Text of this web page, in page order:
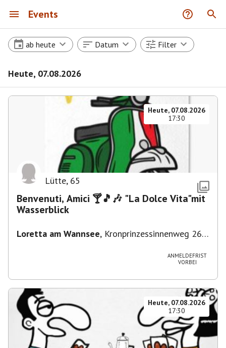
Events
ab heute Datum Filter
Heute, 07.08.2026
Heute, 07.08.2026
17:30
Lütte, 65
Benvenuti, Amici 🍸🎵🎶 "La Dolce Vita"mit
Wasserblick
Loretta am Wannsee, Kronprinzessinnenweg 260,
ANMELDEFRIST
VORBEI
Heute, 07.08.2026
17:30